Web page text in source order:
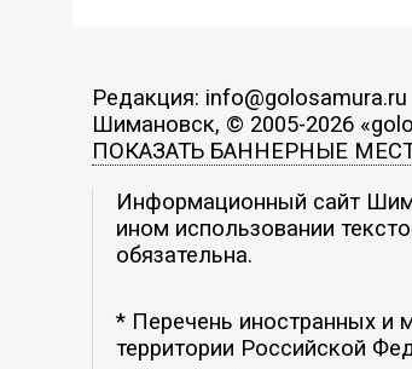
Редакция: info@golosamura.ru
Шимановск, © 2005-2026
ПОКАЗАТЬ БАННЕРНЫЕ
Информационный сайт
ином использовании
обязательна.
* Перечень иностранных и
территории Российской